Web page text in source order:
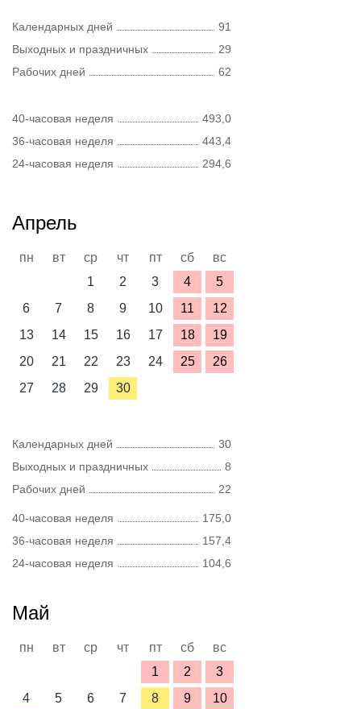
Календарных дней
91
Выходных и праздничных
29
Рабочих дней
62
40-часовая неделя
493,0
36-часовая неделя
443,4
24-часовая неделя
294,6
Апрель
пн вт ср чт пт сб
вс
1
2 3 4
5
6
7 8 9 10 11
12
13
14 15 16 17 18
19
20
21 22 23 24 25
26
27
28 29 30
Календарных дней
30
Выходных и праздничных
8
Рабочих дней
22
40-часовая неделя
175,0
36-часовая неделя
157,4
24-часовая неделя
104,6
Май
пн вт ср чт пт сб
вс
1
2
3
4
5 6 7 8 9
10